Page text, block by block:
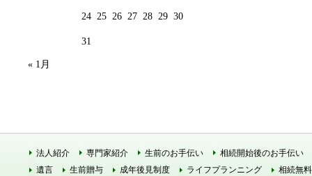
24 25 26 27 28 29 30
31
« 1月
法人紹介 専門家紹介 生前のお手伝い
相続開始後のお手伝い
遺言
生前贈与 成年後見制度 ライフプランニング
相続無